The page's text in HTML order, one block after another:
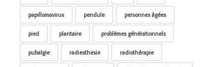
papillomavirus pendule personnes âgées
pied plantaire problèmes générationnels
pubalgie radiesthesie radiothérapie